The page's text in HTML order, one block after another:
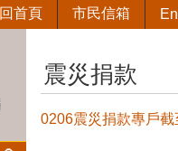
回首頁 市民信箱
震災捐款
0206震災捐款專戶